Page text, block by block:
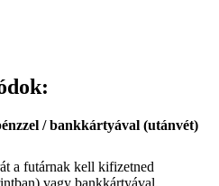
/ bankkártyával (utánvét)
a futárnak kell kifizetned
vagy bankkártyával.